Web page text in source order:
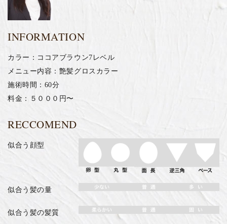
INFORMATION
カラー：ココアブラウン7レベル
メニュー内容：艶髪グロスカラー
施術時間：60分
料金：５０００円〜
RECCOMEND
似合う顔型
似合う髪の量
似合う髪の髪質